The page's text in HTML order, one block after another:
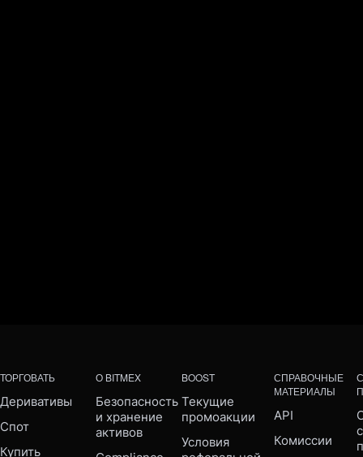
ТОРГОВАТЬ
Деривативы
Спот
Купить
О BITMEX
Безопасность
и хранение
активов
BOOST
Текущие
промоакции
Условия
СПРАВОЧНЫЕ
МАТЕРИАЛЫ
API
Комиссии